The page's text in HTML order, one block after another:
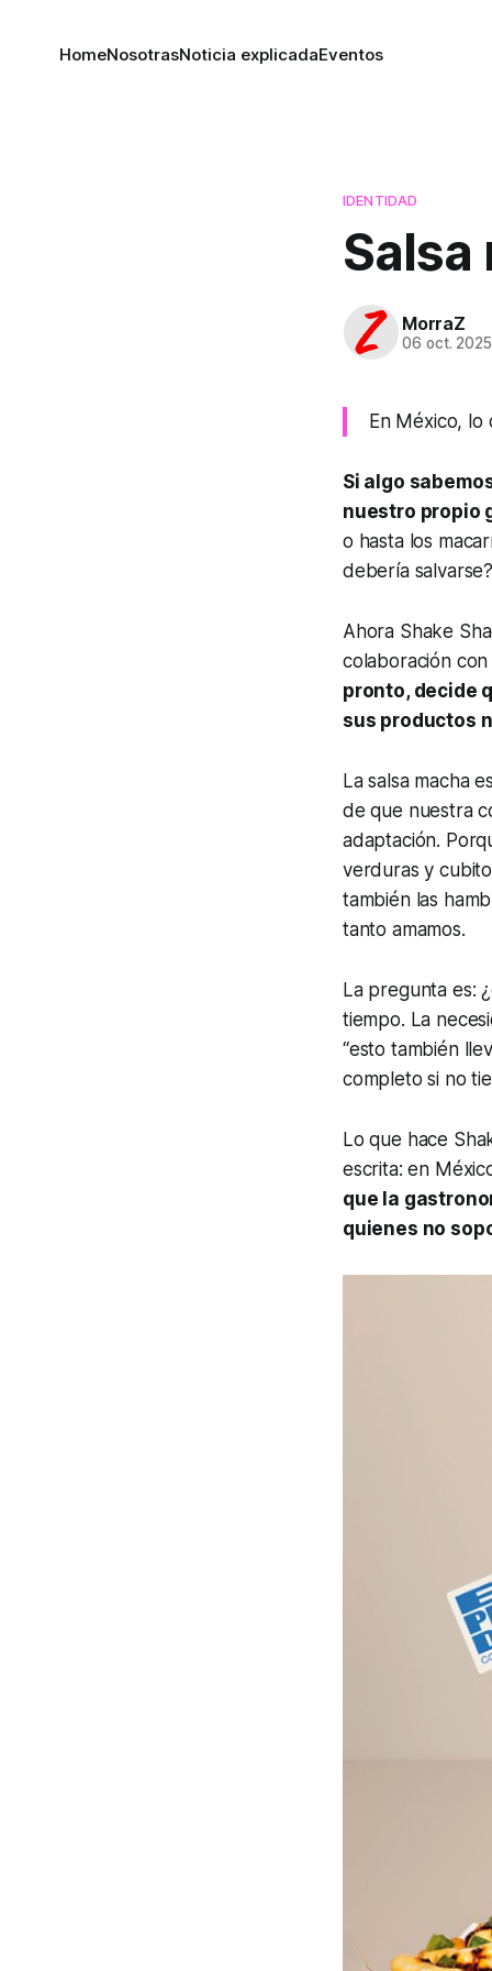
HomeNosotrasNoticia explicadaEventos
IDENTIDAD
MorraZ
06 oct. 2025
En México, lo
Si algo
nuestro propio
o hasta los
debería
Ahora Shake
colaboración
pronto, decide
sus productos
La salsa macha
de que nuestra
adaptación.
verduras y
también las
tanto amamos.
La pregunta es:
tiempo. La
“esto también
completo si no
Lo que hace
escrita: en
que la
quienes no